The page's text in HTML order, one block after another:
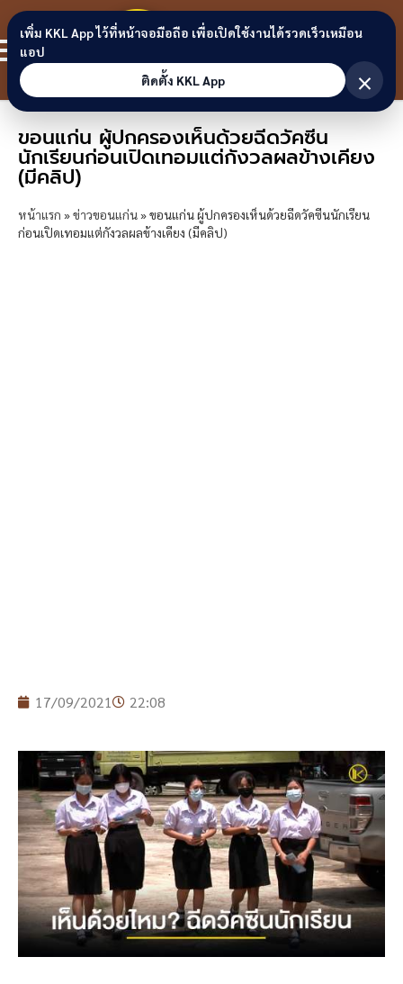
Skip to content
ขอนแก่น
ลิงก์
ขอนแก่น ผู้ปกครองเห็นด้วยฉีดวัคซีน
นักเรียนก่อนเปิดเทอมแต่กังวลผลข้างเคียง
(มีคลิป)
หน้าแรก »ข่าวขอนแก่น»ขอนแก่น ผู้ปกครองเห็นด้วยฉีดวัคซีนนักเรียน
ก่อนเปิดเทอมแต่กังวลผลข้างเคียง (มีคลิป)
17/09/2021 22:08
เพิ่ม KKL App ไว้ที่หน้าจอมือถือ เพื่อเปิดใช้งานได้รวดเร็วเหมือน
แอป
ติดตั้ง KKL App
×